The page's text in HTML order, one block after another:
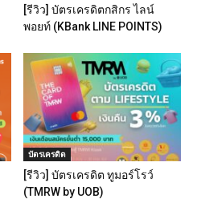
[รีวิว] บัตรเครดิตกสิกร ไลน์
พอยท์ (KBank LINE POINTS)
บัตรเครดิต
[รีวิว] บัตรเครดิต ทูมอร์โรว์
(TMRW by UOB)